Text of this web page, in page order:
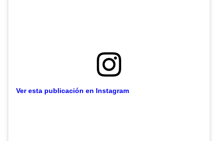
Ver esta publicación en Instagram